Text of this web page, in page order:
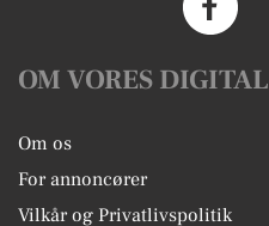
OM VORES DIGITAL
Om os
For annoncører
Vilkår og Privatlivspolitik